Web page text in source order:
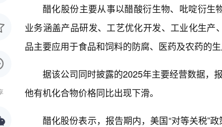
醋化股份主要从事以醋酸衍生物、吡啶衍
业务涵盖产品研发、工艺优化开发、工业化生
品主要应用于食品和饲料的防腐、医药及农药的
据该公司同时披露的2025年主要经营数据，
他有机化合物价格同比出现下滑。
醋化股份表示，报告期内，美国“对等关税”